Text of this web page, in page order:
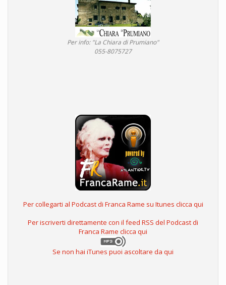
Per info: "La Chiara di Prumiano"
055-8075727
Per collegarti al Podcast di Franca Rame su Itunes clicca qui
Per iscriverti direttamente con il feed RSS del Podcast di
Franca Rame clicca qui
Se non hai iTunes puoi ascoltare da qui